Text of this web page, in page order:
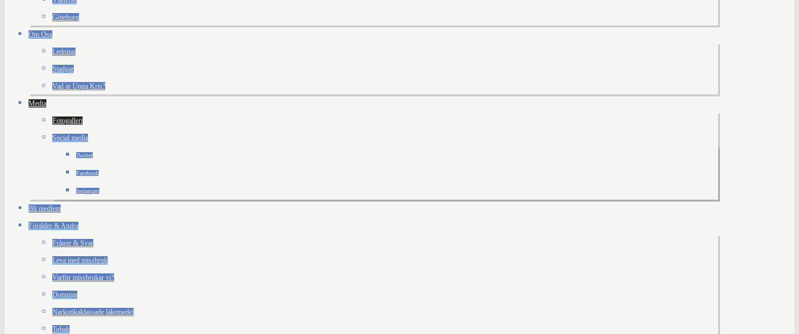
Göteborg
Om Oss
Ledning
Stadgar
Vad är Unga Kris?
Media
Fotogalleri
Social media
Twitter
Facebook
Instagram
Bli medlem
Förälder & Andra
Frågor & Svar
Leva med missbruk
Varför missbrukar vi?
Dopning
Narkotikaklassade läkemedel
Tobak